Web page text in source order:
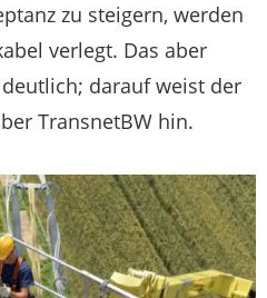
zu steigern, werden
verlegt. Das aber
darauf weist der
TransnetBW hin.